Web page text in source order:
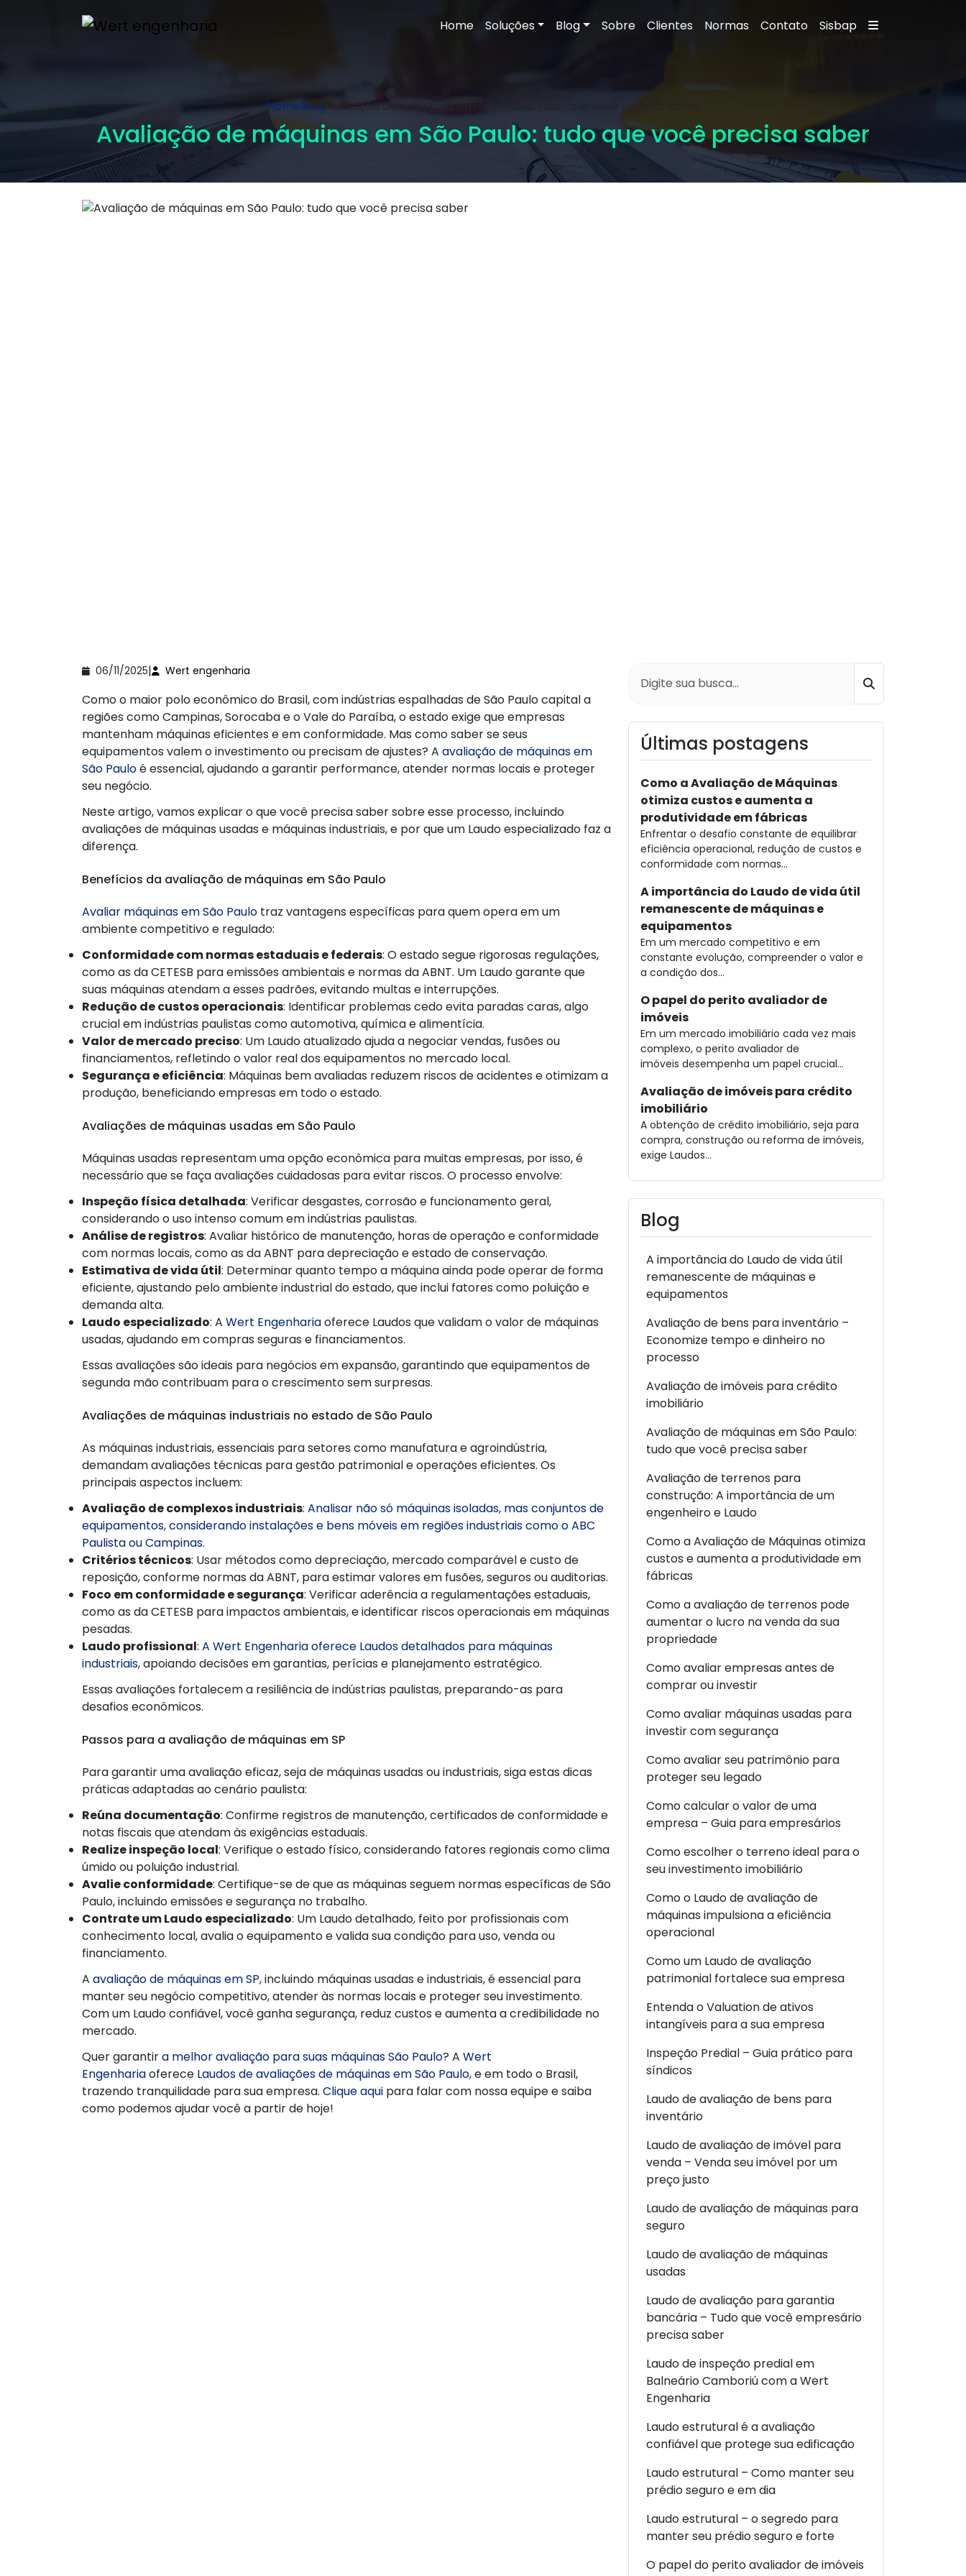
Home Soluções Blog Sobre Clientes Normas Contato Sisbap
HomeBlogAvaliação de máquinas em São Paulo: tudo que você precisa saber
Avaliação de máquinas em São Paulo: tudo que você precisa saber
06/11/2025| Wert engenharia
Como o maior polo econômico do Brasil, com indústrias espalhadas de São Paulo capital a
regiões como Campinas, Sorocaba e o Vale do Paraíba, o estado exige que empresas
mantenham máquinas eficientes e em conformidade. Mas como saber se seus
equipamentos valem o investimento ou precisam de ajustes? A avaliação de máquinas em
São Pauloé essencial, ajudando a garantir performance, atender normas locais e proteger
seu negócio.
Neste artigo, vamos explicar o que você precisa saber sobre esse processo, incluindo
avaliações de máquinas usadas e máquinas industriais, e por que um Laudo especializado faz a
diferença.
Benefícios da avaliação de máquinas em São Paulo
Avaliar máquinas em São Paulo traz vantagens específicas para quem opera em um
ambiente competitivo e regulado:
Conformidade com normas estaduais e federais: O estado segue rigorosas regulações,
como as da CETESB para emissões ambientais e normas da ABNT. Um Laudo garante que
suas máquinas atendam a esses padrões, evitando multas e interrupções.
Redução de custos operacionais: Identificar problemas cedo evita paradas caras, algo
crucial em indústrias paulistas como automotiva, química e alimentícia.
Valor de mercado preciso: Um Laudo atualizado ajuda a negociar vendas, fusões ou
financiamentos, refletindo o valor real dos equipamentos no mercado local.
Segurança e eficiência: Máquinas bem avaliadas reduzem riscos de acidentes e otimizam a
produção, beneficiando empresas em todo o estado.
Avaliações de máquinas usadas em São Paulo
Máquinas usadas representam uma opção econômica para muitas empresas, por isso, é
necessário que se faça avaliações cuidadosas para evitar riscos. O processo envolve:
Inspeção física detalhada: Verificar desgastes, corrosão e funcionamento geral,
considerando o uso intenso comum em indústrias paulistas.
Análise de registros: Avaliar histórico de manutenção, horas de operação e conformidade
com normas locais, como as da ABNT para depreciação e estado de conservação.
Estimativa de vida útil: Determinar quanto tempo a máquina ainda pode operar de forma
eficiente, ajustando pelo ambiente industrial do estado, que inclui fatores como poluição e
demanda alta.
Laudo especializado: A Wert Engenhariaoferece Laudos que validam o valor de máquinas
usadas, ajudando em compras seguras e financiamentos.
Essas avaliações são ideais para negócios em expansão, garantindo que equipamentos de
segunda mão contribuam para o crescimento sem surpresas.
Avaliações de máquinas industriais no estado de São Paulo
As máquinas industriais, essenciais para setores como manufatura e agroindústria,
demandam avaliações técnicas para gestão patrimonial e operações eficientes. Os
principais aspectos incluem:
Avaliação de complexos industriais: Analisar não só máquinas isoladas, mas conjuntos de
equipamentos, considerando instalações e bens móveis em regiões industriais como o ABC
Paulista ou Campinas.
Critérios técnicos: Usar métodos como depreciação, mercado comparável e custo de
reposição, conforme normas da ABNT, para estimar valores em fusões, seguros ou auditorias.
Foco em conformidade e segurança: Verificar aderência a regulamentações estaduais,
como as da CETESB para impactos ambientais, e identificar riscos operacionais em máquinas
pesadas.
Laudo profissional: A Wert Engenharia oferece Laudos detalhados para máquinas
industriais, apoiando decisões em garantias, perícias e planejamento estratégico.
Essas avaliações fortalecem a resiliência de indústrias paulistas, preparando-as para
desafios econômicos.
Passos para a avaliação de máquinas em SP
Para garantir uma avaliação eficaz, seja de máquinas usadas ou industriais, siga estas dicas
práticas adaptadas ao cenário paulista:
Reúna documentação: Confirme registros de manutenção, certificados de conformidade e
notas fiscais que atendam às exigências estaduais.
Realize inspeção local: Verifique o estado físico, considerando fatores regionais como clima
úmido ou poluição industrial.
Avalie conformidade: Certifique-se de que as máquinas seguem normas específicas de São
Paulo, incluindo emissões e segurança no trabalho.
Contrate um Laudo especializado: Um Laudo detalhado, feito por profissionais com
conhecimento local, avalia o equipamento e valida sua condição para uso, venda ou
financiamento.
A avaliação de máquinas em SP, incluindo máquinas usadas e industriais, é essencial para
manter seu negócio competitivo, atender às normas locais e proteger seu investimento.
Com um Laudo confiável, você ganha segurança, reduz custos e aumenta a credibilidade no
mercado.
Quer garantira melhor avaliação para suas máquinas São Paulo? A Wert
Engenhariaoferece Laudos de avaliações de máquinas em São Paulo, e em todo o Brasil,
trazendo tranquilidade para sua empresa. Clique aqui para falar com nossa equipe e saiba
como podemos ajudar você a partir de hoje!
Buscar
Últimas postagens
Como a Avaliação de Máquinas
otimiza custos e aumenta a
produtividade em fábricas
Enfrentar o desafio constante de equilibrar
eficiência operacional, redução de custos e
conformidade com normas...
A importância do Laudo de vida útil
remanescente de máquinas e
equipamentos
Em um mercado competitivo e em
constante evolução, compreender o valor e
a condição dos...
O papel do perito avaliador de
imóveis
Em um mercado imobiliário cada vez mais
complexo, o perito avaliador de
imóveis desempenha um papel crucial...
Avaliação de imóveis para crédito
imobiliário
A obtenção de crédito imobiliário, seja para
compra, construção ou reforma de imóveis,
exige Laudos...
Blog
A importância do Laudo de vida útil
remanescente de máquinas e
equipamentos
Avaliação de bens para inventário –
Economize tempo e dinheiro no
processo
Avaliação de imóveis para crédito
imobiliário
Avaliação de máquinas em São Paulo:
tudo que você precisa saber
Avaliação de terrenos para
construção: A importância de um
engenheiro e Laudo
Como a Avaliação de Máquinas otimiza
custos e aumenta a produtividade em
fábricas
Como a avaliação de terrenos pode
aumentar o lucro na venda da sua
propriedade
Como avaliar empresas antes de
comprar ou investir
Como avaliar máquinas usadas para
investir com segurança
Como avaliar seu patrimônio para
proteger seu legado
Como calcular o valor de uma
empresa – Guia para empresários
Como escolher o terreno ideal para o
seu investimento imobiliário
Como o Laudo de avaliação de
máquinas impulsiona a eficiência
operacional
Como um Laudo de avaliação
patrimonial fortalece sua empresa
Entenda o Valuation de ativos
intangíveis para a sua empresa
Inspeção Predial – Guia prático para
síndicos
Laudo de avaliação de bens para
inventário
Laudo de avaliação de imóvel para
venda – Venda seu imóvel por um
preço justo
Laudo de avaliação de máquinas para
seguro
Laudo de avaliação de máquinas
usadas
Laudo de avaliação para garantia
bancária – Tudo que você empresário
precisa saber
Laudo de inspeção predial em
Balneário Camboriú com a Wert
Engenharia
Laudo estrutural é a avaliação
confiável que protege sua edificação
Laudo estrutural – Como manter seu
prédio seguro e em dia
Laudo estrutural – o segredo para
manter seu prédio seguro e forte
O papel do perito avaliador de imóveis